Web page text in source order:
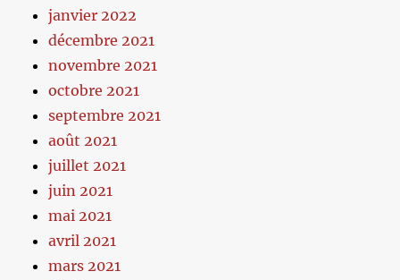
janvier 2022
décembre 2021
novembre 2021
octobre 2021
septembre 2021
août 2021
juillet 2021
juin 2021
mai 2021
avril 2021
mars 2021